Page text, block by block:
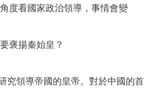
度看國家政治領導，事情會變
褒揚秦始皇？
究領導帝國的皇帝。對於中國的首